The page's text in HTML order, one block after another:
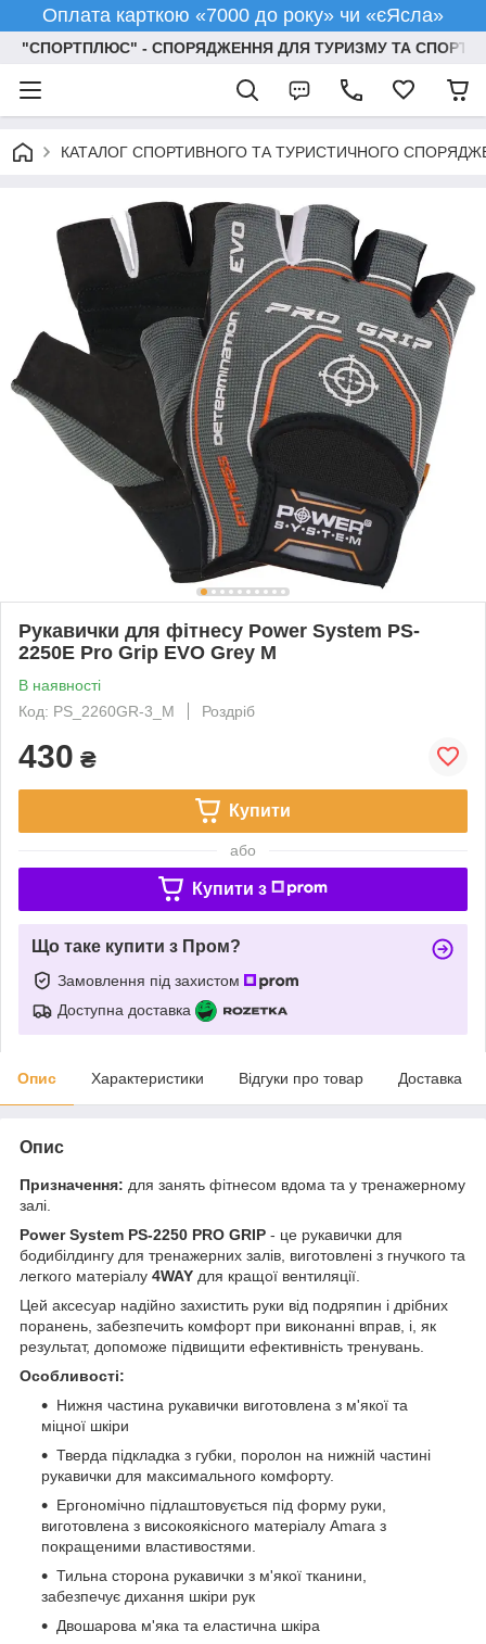
Оплата карткою «7000 до року» чи «єЯсла»
"СПОРТПЛЮС" - СПОРЯДЖЕННЯ ДЛЯ ТУРИЗМУ ТА СПОРТУ
КАТАЛОГ СПОРТИВНОГО ТА ТУРИСТИЧНОГО
Рукавички для фітнесу Power System PS-
2250E Pro Grip EVO Grey M
В наявності
Код: PS_2260GR-3_M
Роздріб
430 ₴
Купити
або
Купити з
Що таке купити з Пром?
Замовлення під захистом
Доступна доставка
Опис Характеристики Відгуки про товар Доставка
Опис
Призначення: для занять фітнесом вдома та у тренажерному
залі.
Power System PS-2250 PRO GRIP - це рукавички для
бодибілдингу для тренажерних залів, виготовлені з гнучкого та
легкого матеріалу 4WAY для кращої вентиляції.
Цей аксесуар надійно захистить руки від подряпин і дрібних
поранень, забезпечить комфорт при виконанні вправ, і, як
результат, допоможе підвищити ефективність тренувань.
Особливості:
Нижня частина рукавички виготовлена з м'якої та
міцної шкіри
Тверда підкладка з губки, поролон на нижній частині
рукавички для максимального комфорту.
Ергономічно підлаштовується під форму руки,
виготовлена з високоякісного матеріалу Amara з
покращеними властивостями.
Тильна сторона рукавички з м'якої тканини,
забезпечує дихання шкіри рук
Двошарова м'яка та еластична шкіра